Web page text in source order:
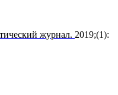
журнал. 2019;(1):